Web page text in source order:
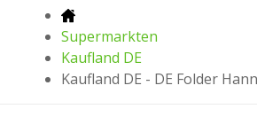
Supermarkten
Kaufland DE
Kaufland DE - DE Folder